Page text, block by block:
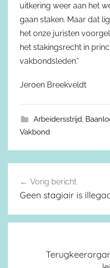
uitkering weer aan het
gaan staken. Maar dat
het onze juristen
het stakingsrecht in
vakbondsleden.”
Jeroen Breekveldt
Arbeidersstrijd,
Vakbond
Berichtnavigatie
Vorig bericht
Geen stagiair is